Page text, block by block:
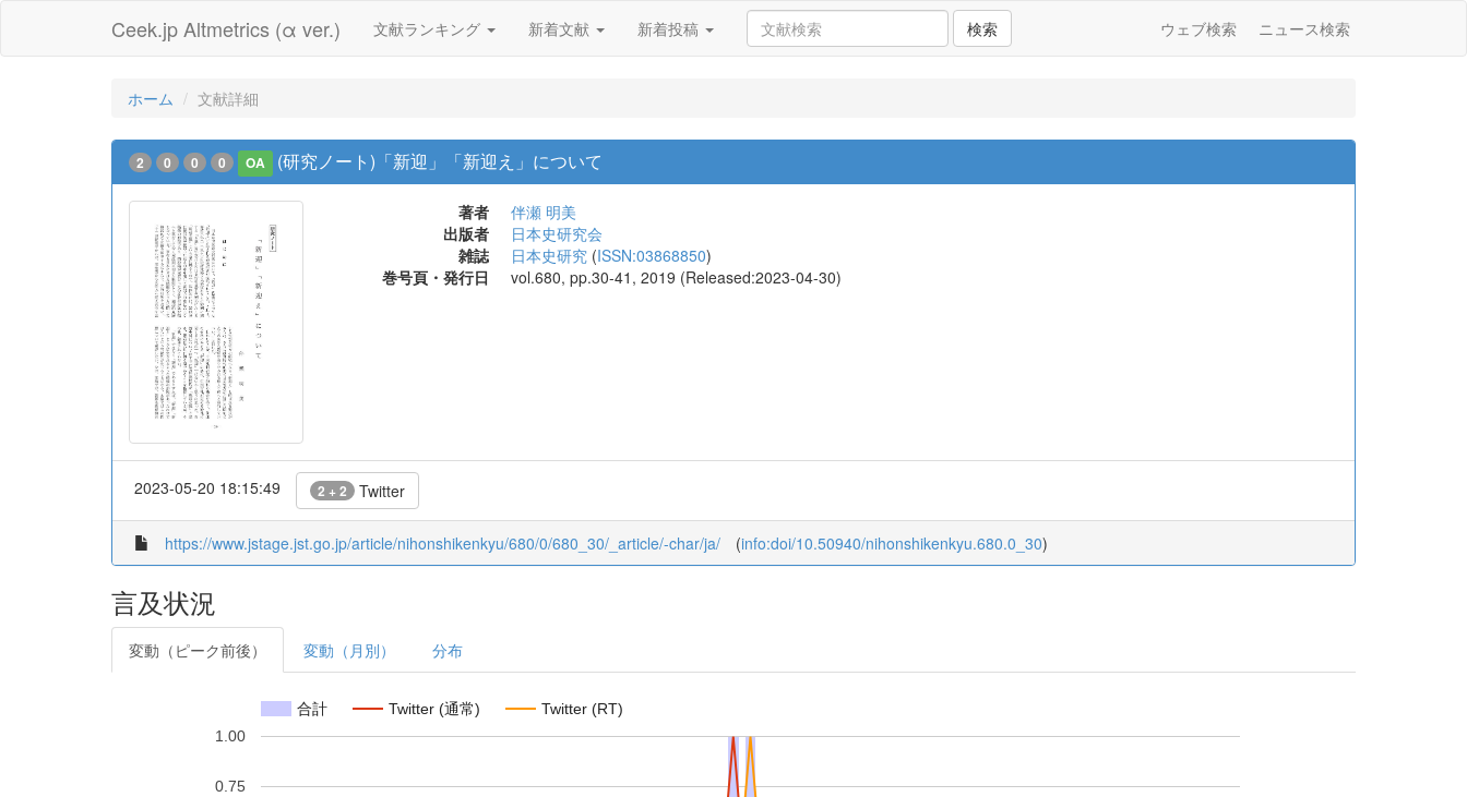
Ceek.jp Altmetrics (α ver.) 文献ランキング 新着文献 新着投稿 検索 ウェブ検索 ニュース検索
ホーム 文献詳細
2 0 0 0 OA (研究ノート)「新迎」「新迎え」について
著者
伴瀬 明美
出版者
日本史研究会
雑誌
日本史研究 (ISSN:03868850)
巻号頁・発行日
vol.680, pp.30-41, 2019 (Released:2023-04-30)
2023-05-20 18:15:49 2 + 2 Twitter
https://www.jstage.jst.go.jp/article/nihonshikenkyu/680/0/680_30/_article/-char/ja/ (info:doi/10.50940/nihonshikenkyu.680.0_30)
言及状況
変動（ピーク前後） 変動（月別） 分布
合計 Twitter (通常) Twitter (RT)
0.75
1.00